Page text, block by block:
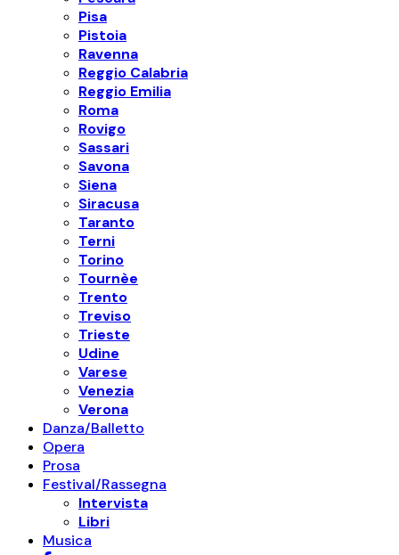
Pisa
Pistoia
Ravenna
Reggio Calabria
Reggio Emilia
Roma
Rovigo
Sassari
Savona
Siena
Siracusa
Taranto
Terni
Torino
Tournèe
Trento
Treviso
Trieste
Udine
Varese
Venezia
Verona
Danza/Balletto
Opera
Prosa
Festival/Rassegna
Intervista
Libri
Musica